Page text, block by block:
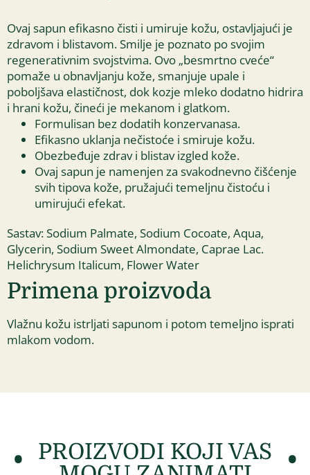
Ovaj sapun efikasno čisti i umiruje kožu, ostavljajući je
zdravom i blistavom. Smilje je poznato po svojim
regenerativnim svojstvima. Ovo „besmrtno cveće“
pomaže u obnavljanju kože, smanjuje upale i
poboljšava elastičnost, dok kozje mleko dodatno hidrira
i hrani kožu, čineći je mekanom i glatkom.
Formulisan bez dodatih konzervanasa.
Efikasno uklanja nečistoće i smiruje kožu.
Obezbeđuje zdrav i blistav izgled kože.
Ovaj sapun je namenjen za svakodnevno čišćenje
svih tipova kože, pružajući temeljnu čistoću i
umirujući efekat.
Sastav: Sodium Palmate, Sodium Cocoate, Aqua,
Glycerin, Sodium Sweet Almondate, Caprae Lac.
Helichrysum Italicum, Flower Water
Primena proizvoda
Vlažnu kožu istrljati sapunom i potom temeljno isprati
mlakom vodom.
PROIZVODI KOJI VAS